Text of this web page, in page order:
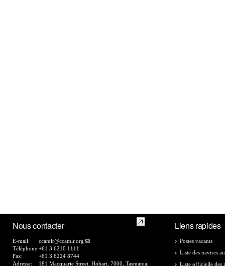
Nous contacter
E-mail:
ccamlr@ccamlr.org
Téléphone:+61 3 6210 1111
Fax:
+61 3 6224 8744
Adresse:
181 Macquarie Street, Hobart, 7000, Tasmania,
Liens rapides
Postes vacants
Liste des navires
Liste officielle des